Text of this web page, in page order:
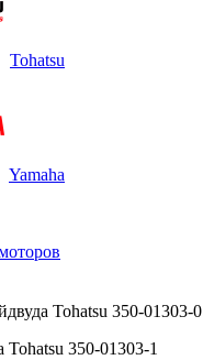
Tohatsu
Yamaha
Tohatsu 350-01303-0
Tohatsu 350-01303-1